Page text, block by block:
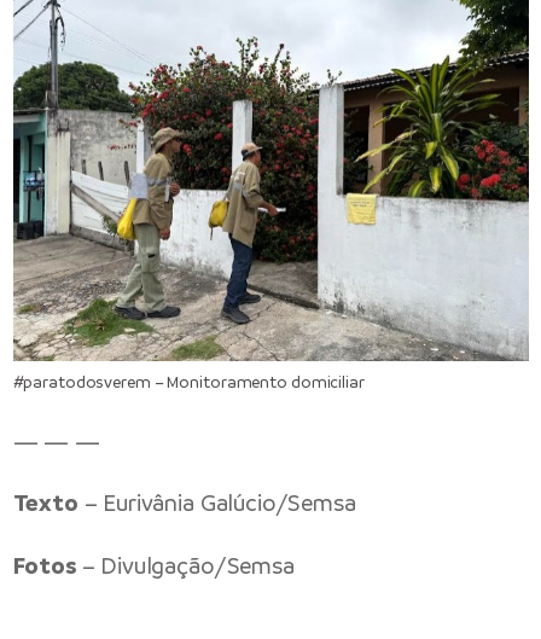
#paratodosverem – Monitoramento domiciliar
— — —
Texto – Eurivânia Galúcio/Semsa
Fotos – Divulgação/Semsa